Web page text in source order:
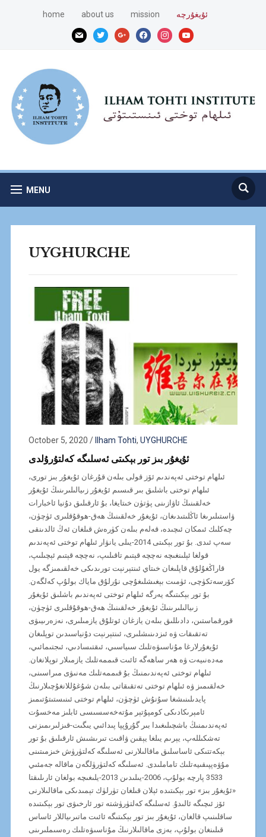
home about us mission
ئۇيغۇرچە
mail
twittergooglefacebookinstagram
youtube
MENU
UYGHURCHE
October 5, 2020 / Ilham Tohti, UYGHURCHE
ئۇيغۇر بىز تور بېكىتى ئەسلىگە كەلتۇرۇلدى
ئىلھام توختى ئەپەندىم ئۆز قولى بىلەن قۇرغان ئۇيغۇر بىز تورى،
ئىلھام توختى باشلىق بىر قىسىم ئۇيغۇر زىيالىلىرىنىڭ ئۇيغۇر
خەلقىنىڭ ئاۋازىنى پۈتۈن خىتايغا، بۇ ئارقىلىق دۇنيا ئاخبارات
ۋاستىلىرىغا ئاڭلىتىدىغان، ئۇيغۇر خەلقىنىڭ ھەق-ھوقۇقلىرى ئۈچۈن،
چەكلىك ئىمكان ئىچىدە، قەلەم بىلەن كۈرەش قىلغان ئەڭ ئالدىنقى
سەپ ئىدى. بۇ تور بېكىتى 2014-يىلى يانۋار ئىلھام توختى ئەپەندىم
قولغا ئېلىنغىچە نەچچە قېتىم تاقىلىپ، نەچچە قېتىم ئېچىلىپ،
قاراڭغۇلۇق قاپلىغان خىتاي ئىنتېرنېت تورىدىكى خەلقىمىزگە يول
كۆرسەتكۈچى، ئۈمىت بېغىشلىغۇچى نۇرلۇق ماياك بولۇپ كەلگەن.
بۇ تور بېكىتىگە يەرگە ئىلھام توختى ئەپەندىم باشلىق ئۇيغۇر
زىيالىلىرىنىڭ ئۇيغۇر خەلقىنىڭ ھەق-ھوقۇقلىرى ئۈچۈن،
قورقماستىن، دادىللىق بىلەن يازغان ئوتلۇق يازمىلىرى، نەزەرىيىۋى
تەتقىقات ۋە ئىزدىنىشلىرى، ئىنتېرنېت دۇنياسىدىن توپلىغان
ئۇيغۇرلارغا مۇناسىۋەتلىك سىياسىي، ئىقتىسادىي، ئىجتىمائىي،
مەدەنىيەت ۋە ھەر ساھەگە ئائىت قىممەتلىك يازمىلار توپلانغان.
ئىلھام توختى ئەپەندىمنىڭ بۇ قىممەتلىك مەنىۋى مىراسىنى،
خەلقىمىز ۋە ئىلھام توختى تەتقىقاتى بىلەن شۇغۇللانغۇچىلارنىڭ
پايدىلىنىشغا سۇنۇش ئۈچۈن، ئىلھام توختى ئىنىستىتۇتىمىز
ئامېرىكادىكى كومپۇتېر مۇتەخەسسىسى ئابلىز مەخسۇت
ئەپەندىمنىڭ باشچىلىغىدا بىر گۇرۇپپا پىدائىي يىگىت-قىزلىرىمىزنى
تەشكىللەپ، يېرىم يىلغا يېقىن ۋاقىت تىرىشىش ئارقىلىق بۇ تور
بېكەتتىكى ئاساسلىق ماقالىلارنى ئەسلىگە كەلتۈرۈش خىزمىتىنى
مۇۋەپپىقىيەتلىك تاماملىدى. ئەسلىگە كەلتۈرۈلگەن ماقالە جەمئىي
3533 پارچە بولۇپ، 2006-يىلىدىن 2013-يلىغىچە بولغان ئارىلىقتا
«ئۇيغۇر بىز» تور بېكىتىدە ئېلان قىلغان تۈرلۈك تېمىدىكى ماقالىلارنى
ئۆز ئىچىگە ئالىدۇ. ئەسلىگە كەلتۈرۈشتە تور ئارخىۋى تور بېكىتىدە
ساقلىنىپ قالغان، ئۇيغۇر بىز تور بېكىتىگە ئائىت ماتىرىياللار ئاساس
قىلىنغان بولۇپ، بەزى ماقالىلارنىڭ مۇناسىۋەتلىك رەسىملىرىنى